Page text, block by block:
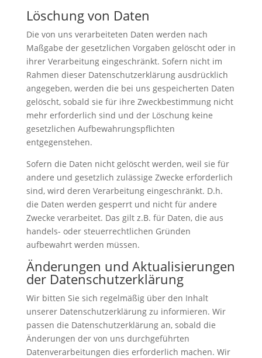
Löschung von Daten
Die von uns verarbeiteten Daten werden nach
Maßgabe der gesetzlichen Vorgaben gelöscht oder in
ihrer Verarbeitung eingeschränkt. Sofern nicht im
Rahmen dieser Datenschutzerklärung ausdrücklich
angegeben, werden die bei uns gespeicherten Daten
gelöscht, sobald sie für ihre Zweckbestimmung nicht
mehr erforderlich sind und der Löschung keine
gesetzlichen Aufbewahrungspflichten
entgegenstehen.
Sofern die Daten nicht gelöscht werden, weil sie für
andere und gesetzlich zulässige Zwecke erforderlich
sind, wird deren Verarbeitung eingeschränkt. D.h.
die Daten werden gesperrt und nicht für andere
Zwecke verarbeitet. Das gilt z.B. für Daten, die aus
handels- oder steuerrechtlichen Gründen
aufbewahrt werden müssen.
Änderungen und Aktualisierungen
der Datenschutzerklärung
Wir bitten Sie sich regelmäßig über den Inhalt
unserer Datenschutzerklärung zu informieren. Wir
passen die Datenschutzerklärung an, sobald die
Änderungen der von uns durchgeführten
Datenverarbeitungen dies erforderlich machen. Wir